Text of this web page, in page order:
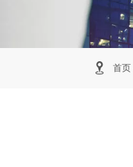
 首页